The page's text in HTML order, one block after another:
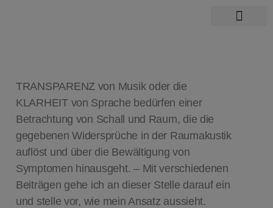
TRANSPARENZ von Musik oder die
KLARHEIT von Sprache bedürfen einer
Betrachtung von Schall und Raum, die die
gegebenen Widersprüche in der Raumakustik
auflöst und über die Bewältigung von
Symptomen hinausgeht. – Mit verschiedenen
Beiträgen gehe ich an dieser Stelle darauf ein
und stelle vor, wie mein Ansatz aussieht.